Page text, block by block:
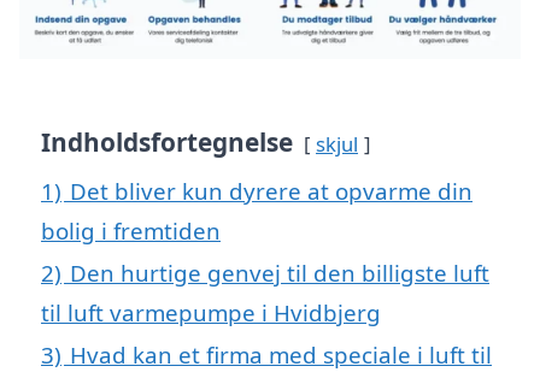
Indholdsfortegnelse skjul
1) Det bliver kun dyrere at opvarme din
bolig i fremtiden
2) Den hurtige genvej til den billigste luft
til luft varmepumpe i Hvidbjerg
3) Hvad kan et firma med speciale i luft til